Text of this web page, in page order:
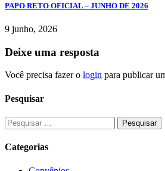
PAPO RETO OFICIAL – JUNHO DE 2026
9 junho, 2026
Deixe uma resposta
Você precisa fazer o login para publicar
Pesquisar
Pesquisar
por:
Categorias